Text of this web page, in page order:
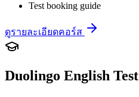
Test booking guide
ดูรายละเอียดคอร์ส
Duolingo English Test